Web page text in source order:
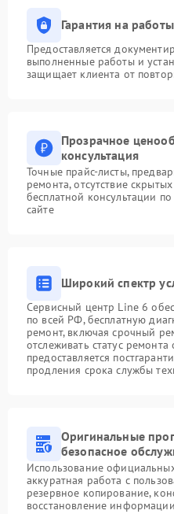
Гарантия на
Предоставляется
выполненные работы и
защищает клиента от
Прозрачное
консультация
Точные прайс-листы,
ремонта, отсутствие
бесплатной консультации
сайте
Широкий спектр
Сервисный центр Line 6
по всей РФ, бесплатную
ремонт, включая срочный
отслеживать статус
предоставляется
продления срока службы
Оригинальные
безопасное
Использование
аккуратная работа с
резервное копирование,
восстановление